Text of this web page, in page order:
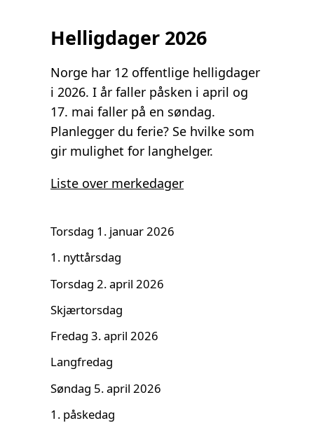
Helligdager 2026
Norge har 12 offentlige helligdager
i 2026. I år faller påsken i april og
17. mai faller på en søndag.
Planlegger du ferie? Se hvilke som
gir mulighet for langhelger.
Liste over merkedager
Torsdag 1. januar 2026
1. nyttårsdag
Torsdag 2. april 2026
Skjærtorsdag
Fredag 3. april 2026
Langfredag
Søndag 5. april 2026
1. påskedag